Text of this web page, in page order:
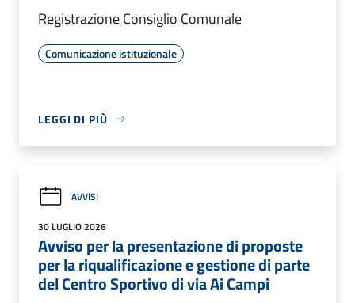
Registrazione Consiglio Comunale
Comunicazione istituzionale
LEGGI DI PIÙ
AVVISI
30 LUGLIO 2026
Avviso per la presentazione di proposte
per la riqualificazione e gestione di parte
del Centro Sportivo di via Ai Campi